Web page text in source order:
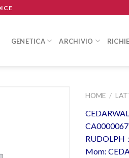
GENETICA ARCHIVIO
HOME /
Mom: